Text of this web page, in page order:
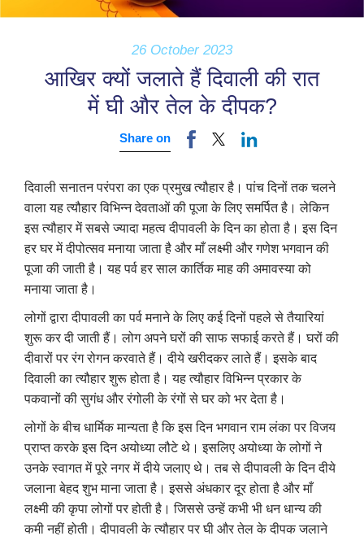
26 October 2023
आखिर क्यों जलाते हैं दिवाली की रात
में घी और तेल के दीपक?
Share on
दिवाली सनातन परंपरा का एक प्रमुख त्यौहार है। पांच दिनों तक चलने
वाला यह त्यौहार विभिन्न देवताओं की पूजा के लिए समर्पित है। लेकिन
इस त्यौहार में सबसे ज्यादा महत्व दीपावली के दिन का होता है। इस दिन
हर घर में दीपोत्सव मनाया जाता है और माँ लक्ष्मी और गणेश भगवान की
पूजा की जाती है। यह पर्व हर साल कार्तिक माह की अमावस्या को
मनाया जाता है।
लोगों द्वारा दीपावली का पर्व मनाने के लिए कई दिनों पहले से तैयारियां
शुरू कर दी जाती हैं। लोग अपने घरों की साफ सफाई करते हैं। घरों की
दीवारों पर रंग रोगन करवाते हैं। दीये खरीदकर लाते हैं। इसके बाद
दिवाली का त्यौहार शुरू होता है। यह त्यौहार विभिन्न प्रकार के
पकवानों की सुगंध और रंगोली के रंगों से घर को भर देता है।
लोगों के बीच धार्मिक मान्यता है कि इस दिन भगवान राम लंका पर विजय
प्राप्त करके इस दिन अयोध्या लौटे थे। इसलिए अयोध्या के लोगों ने
उनके स्वागत में पूरे नगर में दीये जलाए थे। तब से दीपावली के दिन दीये
जलाना बेहद शुभ माना जाता है। इससे अंधकार दूर होता है और माँ
लक्ष्मी की कृपा लोगों पर होती है। जिससे उन्हें कभी भी धन धान्य की
कमी नहीं होती। दीपावली के त्यौहार पर घी और तेल के दीपक जलाने